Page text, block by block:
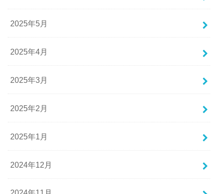
2025年5月
2025年4月
2025年3月
2025年2月
2025年1月
2024年12月